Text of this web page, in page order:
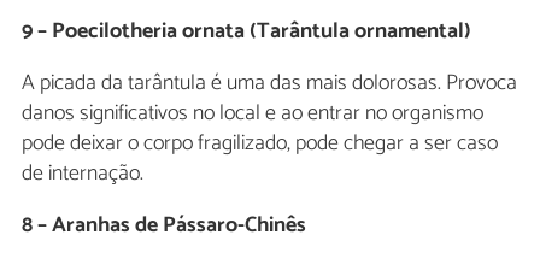
9 – Poecilotheria ornata (Tarântula ornamental)
A picada da tarântula é uma das mais dolorosas. Provoca
danos significativos no local e ao entrar no organismo
pode deixar o corpo fragilizado, pode chegar a ser caso
de internação.
8 – Aranhas de Pássaro-Chinês